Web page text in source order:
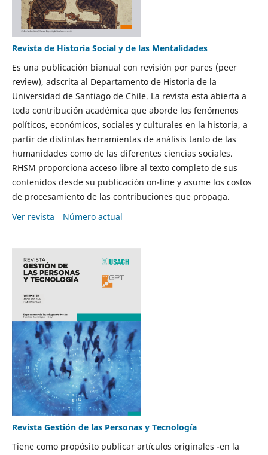
Revista de Historia Social y de las Mentalidades
Es una publicación bianual con revisión por pares (peer
review), adscrita al Departamento de Historia de la
Universidad de Santiago de Chile. La revista esta abierta a
toda contribución académica que aborde los fenómenos
políticos, económicos, sociales y culturales en la historia, a
partir de distintas herramientas de análisis tanto de las
humanidades como de las diferentes ciencias sociales.
RHSM proporciona acceso libre al texto completo de sus
contenidos desde su publicación on-line y asume los costos
de procesamiento de las contribuciones que propaga.
Ver revista
Número actual
Revista Gestión de las Personas y Tecnología
Tiene como propósito publicar artículos originales -en la